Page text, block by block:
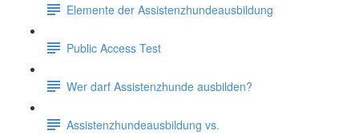
Elemente der Assistenzhundeausbildung
Public Access Test
Wer darf Assistenzhunde ausbilden?
Assistenzhundeausbildung vs.